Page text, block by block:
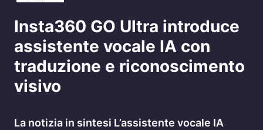
Insta360 GO Ultra introduce
assistente vocale IA con
traduzione e riconoscimento
visivo
La notizia in sintesi L’assistente vocale IA